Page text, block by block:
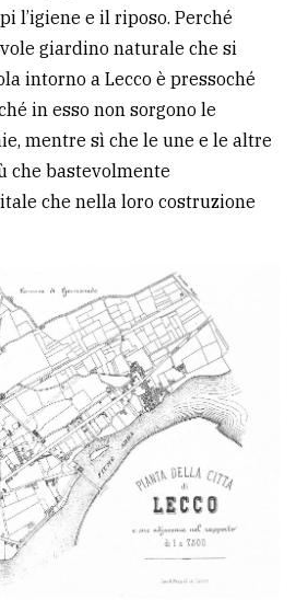
l’igiene e il riposo. Perché
giardino naturale che si
intorno a Lecco è pressoché
in esso non sorgono le
mentre sì che le une e le altre
che bastevolmente
che nella loro costruzione